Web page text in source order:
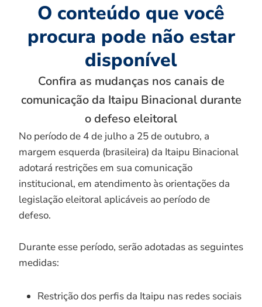
O conteúdo que você
procura pode não estar
disponível
Confira as mudanças nos canais de
comunicação da Itaipu Binacional durante
o defeso eleitoral
No período de 4 de julho a 25 de outubro, a
margem esquerda (brasileira) da Itaipu Binacional
adotará restrições em sua comunicação
institucional, em atendimento às orientações da
legislação eleitoral aplicáveis ao período de
defeso.
Durante esse período, serão adotadas as seguintes
medidas:
Restrição dos perfis da Itaipu nas redes sociais